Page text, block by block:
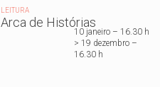
LEITURA
Arca de Histórias
10 janeiro – 16.30 h
> 19 dezembro –
16.30 h